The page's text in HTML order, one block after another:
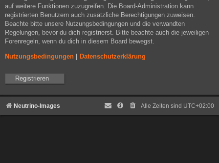
auf weitere Funktionen zuzugreifen. Die Board-Administration kann
registrierten Benutzern auch zusätzliche Berechtigungen zuweisen.
Beachte bitte unsere Nutzungsbedingungen und die verwandten
Regelungen, bevor du dich registrierst. Bitte beachte auch die jeweiligen
Forenregeln, wenn du dich in diesem Board bewegst.
Nutzungsbedingungen Datenschutzerklärung
Registrieren
Neutrino-Images Alle Zeiten sind UTC+02:00